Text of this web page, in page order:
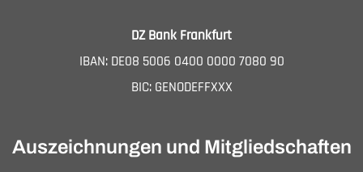
DZ Bank Frankfurt
IBAN: DE08 5006 0400 0000 7080 90
BIC: GENODEFFXXX
Auszeichnungen und Mitgliedschaften